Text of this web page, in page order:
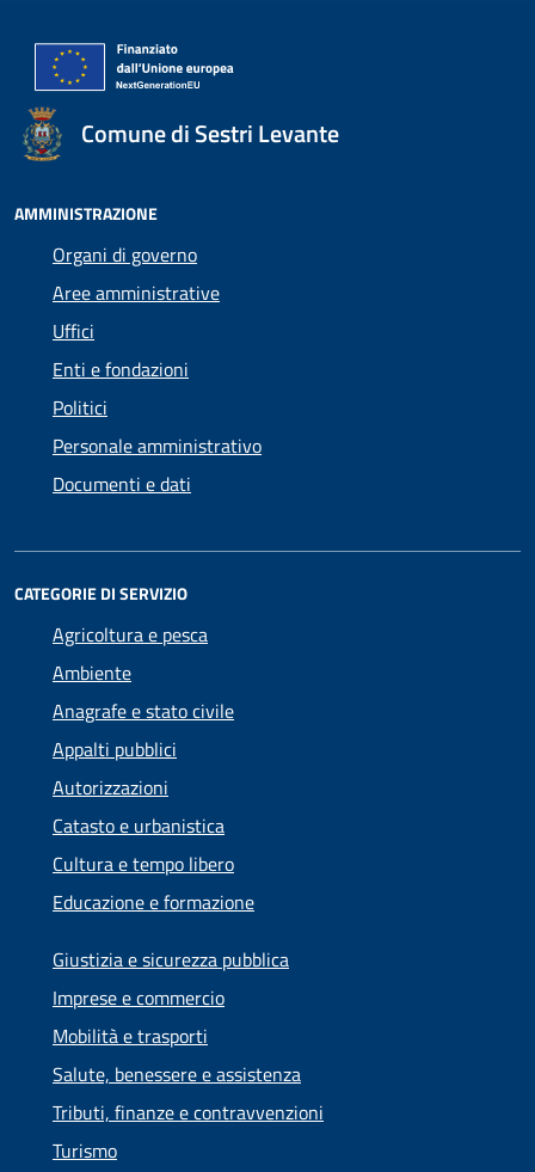
Comune di Sestri Levante
AMMINISTRAZIONE
Organi di governo
Aree amministrative
Uffici
Enti e fondazioni
Politici
Personale amministrativo
Documenti e dati
CATEGORIE DI SERVIZIO
Agricoltura e pesca
Ambiente
Anagrafe e stato civile
Appalti pubblici
Autorizzazioni
Catasto e urbanistica
Cultura e tempo libero
Educazione e formazione
Giustizia e sicurezza pubblica
Imprese e commercio
Mobilità e trasporti
Salute, benessere e assistenza
Tributi, finanze e contravvenzioni
Turismo